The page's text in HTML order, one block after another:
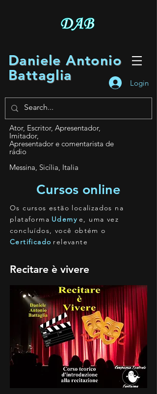
Daniele Antonio
Battaglia
Login
Ator, Escritor, Apresentador,
Imitador,
Apresentador e comentarista de
rádio
Messina, Sicília, Italia
Cursos online
Os cursos estão localizados na
plataforma Udemy e, uma vez
concluídos, você obtém o
Certificado relevante
Recitare è vivere